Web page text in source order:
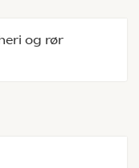
og rør